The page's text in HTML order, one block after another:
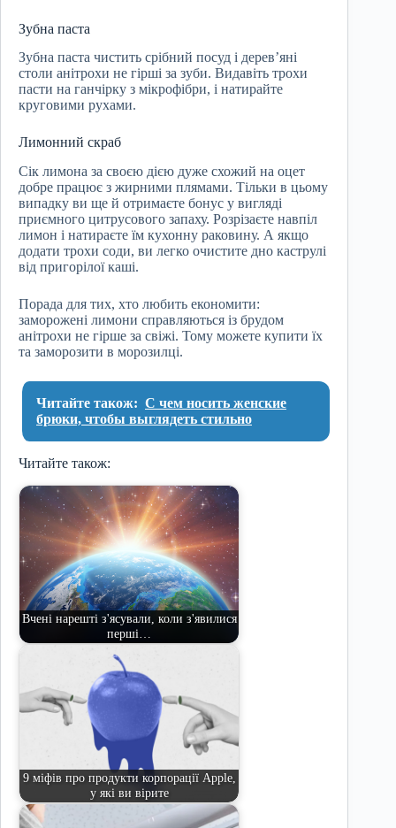
Зубна паста
Зубна паста чистить срібний посуд і дерев’яні
столи анітрохи не гірші за зуби. Видавіть трохи
пасти на ганчірку з мікрофібри, і натирайте
круговими рухами.
Лимонний скраб
Сік лимона за своєю дією дуже схожий на оцет
добре працює з жирними плямами. Тільки в цьому
випадку ви ще й отримаєте бонус у вигляді
приємного цитрусового запаху. Розрізаєте навпіл
лимон і натираєте їм кухонну раковину. А якщо
додати трохи соди, ви легко очистите дно каструлі
від пригорілої каші.
Порада для тих, хто любить економити:
заморожені лимони справляються із брудом
анітрохи не гірше за свіжі. Тому можете купити їх
та заморозити в морозилці.
Читайте також: С чем носить женские
брюки, чтобы выглядеть стильно
Читайте також:
Вчені нарешті з'ясували, коли з'явилися
перші…
9 міфів про продукти корпорації Apple,
у які ви вірите